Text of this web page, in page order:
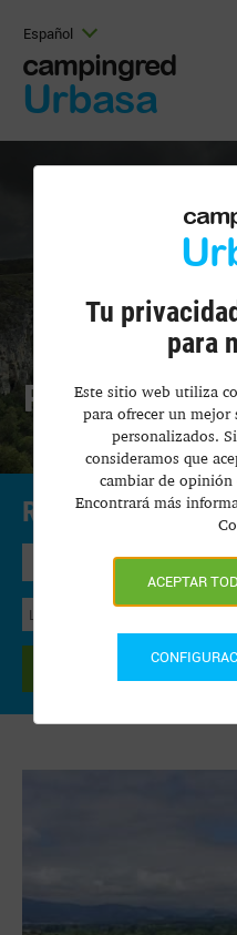
Español
campingred
Urbasa
Ruta 2:
Reservar Online.
Tu
para
Este sitio web utiliza
para ofrecer un mejor
personalizados.
consideramos que
cambiar de
Encontrará más
ACEPTAR